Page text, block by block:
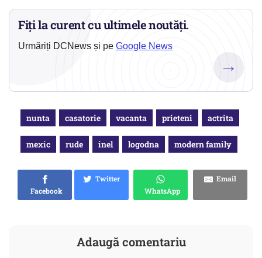
Fiți la curent cu ultimele noutăți.
Urmăriți DCNews și pe Google News
→
nunta casatorie vacanta prieteni actrita
mexic rude inel logodna modern family
Facebook
Twitter
WhatsApp
Email
Adaugă comentariu